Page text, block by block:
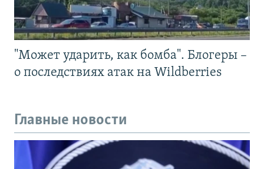
"Может ударить, как бомба". Блогеры –
о последствиях атак на Wildberries
Главные новости